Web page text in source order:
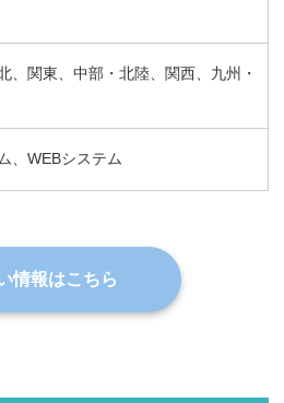
、関東、中部・北陸、関西、九州・
、WEBシステム
情報はこちら